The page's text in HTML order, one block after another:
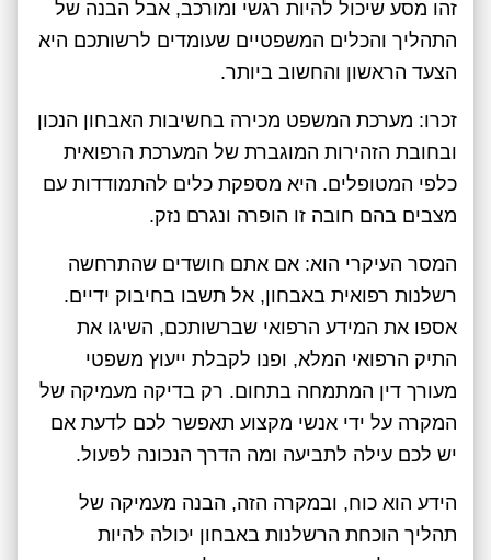
זהו מסע שיכול להיות רגשי ומורכב, אבל הבנה של
התהליך והכלים המשפטיים שעומדים לרשותכם היא
הצעד הראשון והחשוב ביותר.
זכרו: מערכת המשפט מכירה בחשיבות האבחון הנכון
ובחובת הזהירות המוגברת של המערכת הרפואית
כלפי המטופלים. היא מספקת כלים להתמודדות עם
מצבים בהם חובה זו הופרה ונגרם נזק.
המסר העיקרי הוא: אם אתם חושדים שהתרחשה
רשלנות רפואית באבחון, אל תשבו בחיבוק ידיים.
אספו את המידע הרפואי שברשותכם, השיגו את
התיק הרפואי המלא, ופנו לקבלת ייעוץ משפטי
מעורך דין המתמחה בתחום. רק בדיקה מעמיקה של
המקרה על ידי אנשי מקצוע תאפשר לכם לדעת אם
יש לכם עילה לתביעה ומה הדרך הנכונה לפעול.
הידע הוא כוח, ובמקרה הזה, הבנה מעמיקה של
תהליך הוכחת הרשלנות באבחון יכולה להיות